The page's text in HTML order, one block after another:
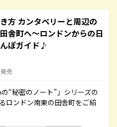
方 カンタベリーと周辺の
舎町へ～ロンドンからの日
ぽガイド♪
売
“秘密のノート”」シリーズの
ロンドン南東の田舎町をご紹